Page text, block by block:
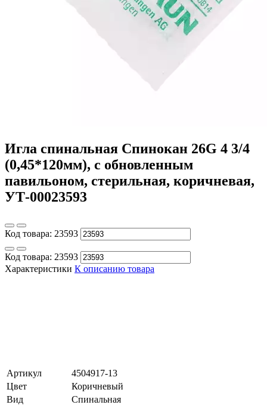
Игла спинальная Спинокан 26G 4 3/4
(0,45*120мм), с обновленным
павильоном, стерильная, коричневая,
УТ-00023593
Код товара: 23593
Код товара: 23593
Характеристики К описанию товара
Артикул
4504917-13
Цвет
Коричневый
Вид
Спинальная